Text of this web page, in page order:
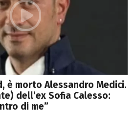
è morto Alessandro Medici.
dell’ex Sofia Calesso:
di me”